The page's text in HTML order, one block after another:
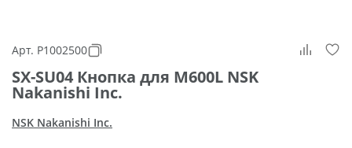
Арт. P1002500
SX-SU04 Кнопка для M600L NSK
Nakanishi Inc.
NSK Nakanishi Inc.